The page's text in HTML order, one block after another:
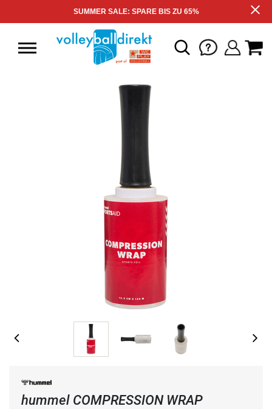
SUMMER SALE: SPARE BIS ZU 65%
hummel COMPRESSION WRAP